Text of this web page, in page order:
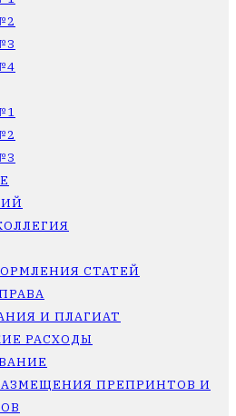
СТАТЕЙ
И ПЛАГИАТ
РАСХОДЫ
ПРЕПРИНТОВ И